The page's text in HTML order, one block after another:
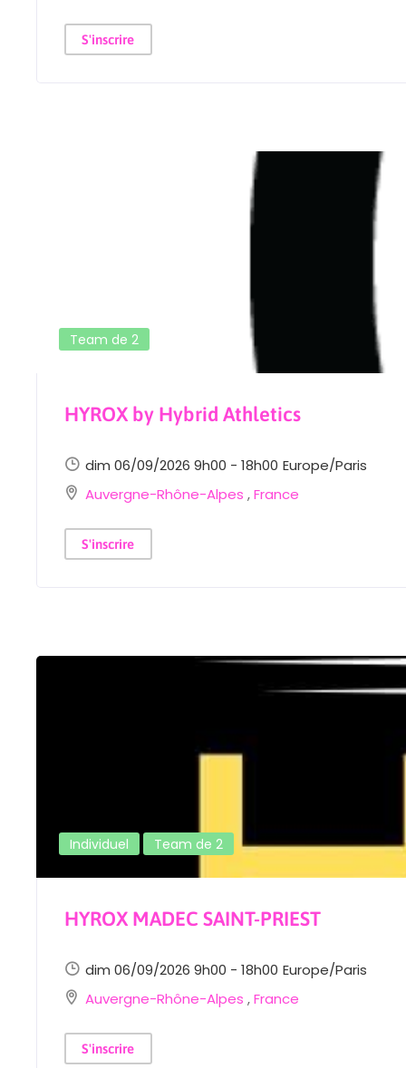
S'inscrire
Team de 2
HYROX by Hybrid Athletics
dim 06/09/2026 9h00 - 18h00 Europe/Paris
Auvergne-Rhône-Alpes ,France
S'inscrire
Individuel Team de 2
HYROX MADEC SAINT-PRIEST
dim 06/09/2026 9h00 - 18h00 Europe/Paris
Auvergne-Rhône-Alpes ,France
S'inscrire